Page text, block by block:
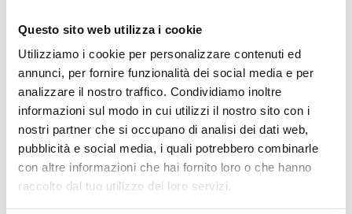
Questo sito web utilizza i cookie
Utilizziamo i cookie per personalizzare contenuti ed
annunci, per fornire funzionalità dei social media e per
analizzare il nostro traffico. Condividiamo inoltre
informazioni sul modo in cui utilizzi il nostro sito con i
nostri partner che si occupano di analisi dei dati web,
pubblicità e social media, i quali potrebbero combinarle
con altre informazioni che hai fornito loro o che hanno
raccolto dal tuo utilizzo dei loro servizi.
Również - jak wykazują badania i materiały
policyjne z ostatnich lat istotne jest okazanie
pomocy tym wszystkim, którzy nawet
dobrowolnie, na początku swojej drogi
migracyj-nej zgodzili się na nielegalne
przekroczenie granicy i padli oﬁarą wyzysku o
charakterze przestępczym. Nie zawsze jest